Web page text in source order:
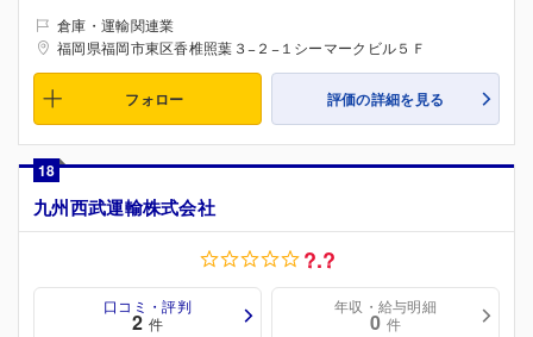
倉庫・運輸関連業
福岡県福岡市東区香椎照葉３−２−１シーマークビル５Ｆ
フォロー 評価の詳細を見る
18
九州西武運輸株式会社
?.?
口コミ・評判
2 件
年収・給与明細
0 件